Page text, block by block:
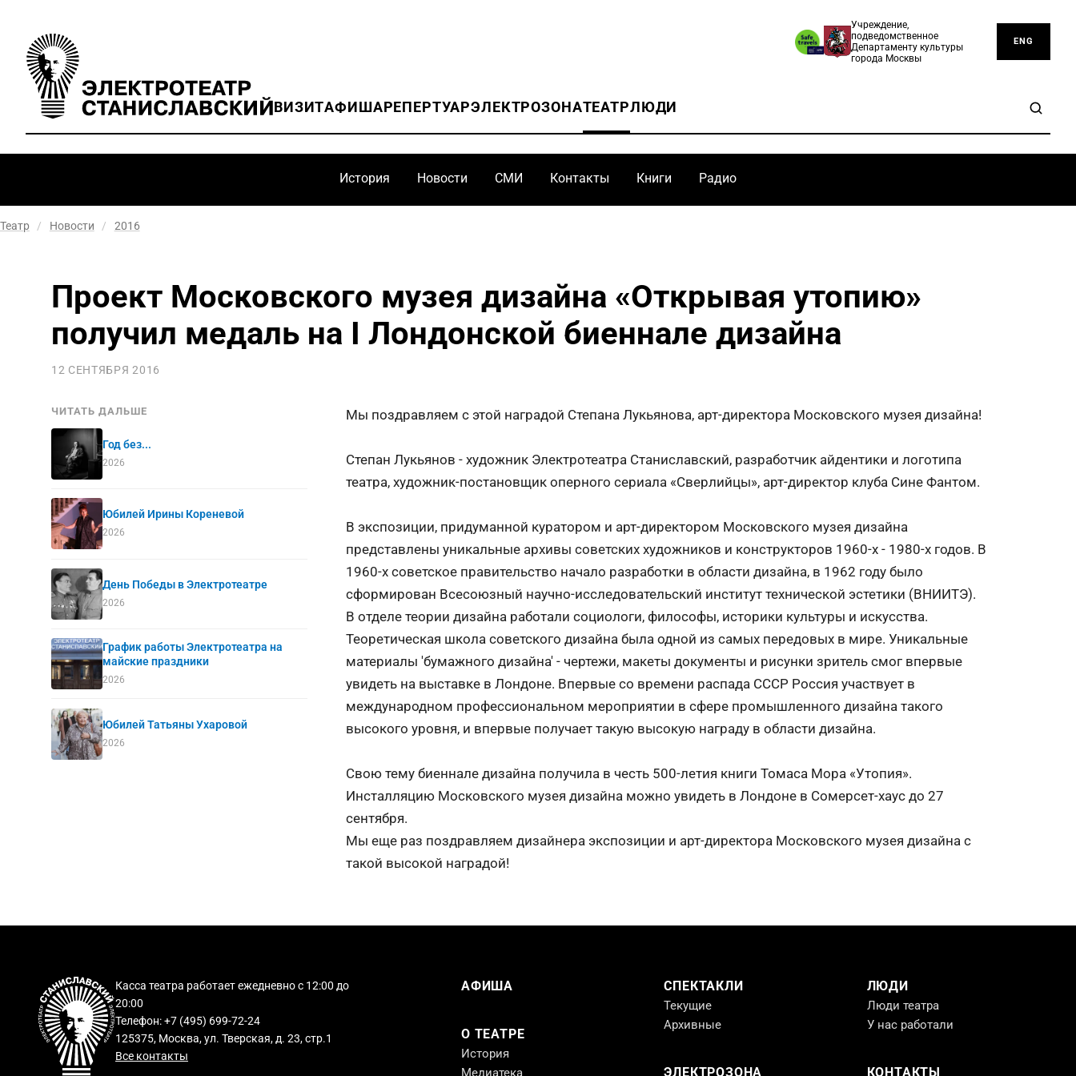
Учреждение,
подведомственное
Департаменту культуры
города Москвы
ENG
ВИЗИТАФИШАРЕПЕРТУАРЭЛЕКТРОЗОНАТЕАТРЛЮДИ
История Новости СМИ Контакты Книги Радио
Театр / Новости / 2016
Проект Московского музея дизайна «Открывая утопию»
получил медаль на I Лондонской биеннале дизайна
12 СЕНТЯБРЯ 2016
ЧИТАТЬ ДАЛЬШЕ
Год без...
2026
Юбилей Ирины Кореневой
2026
День Победы в Электротеатре
2026
График работы Электротеатра на
майские праздники
2026
Юбилей Татьяны Ухаровой
2026
Мы поздравляем с этой наградой Степана Лукьянова, арт-директора Московского музея дизайна!
Степан Лукьянов - художник Электротеатра Станиславский, разработчик айдентики и логотипа
театра, художник-постановщик оперного сериала «Сверлийцы», арт-директор клуба Сине Фантом.
В экспозиции, придуманной куратором и арт-директором Московского музея дизайна
представлены уникальные архивы советских художников и конструкторов 1960-х - 1980-х годов. В
1960-х советское правительство начало разработки в области дизайна, в 1962 году было
сформирован Всесоюзный научно-исследовательский институт технической эстетики (ВНИИТЭ).
В отделе теории дизайна работали социологи, философы, историки культуры и искусства.
Теоретическая школа советского дизайна была одной из самых передовых в мире. Уникальные
материалы 'бумажного дизайна' - чертежи, макеты документы и рисунки зритель смог впервые
увидеть на выставке в Лондоне. Впервые со времени распада СССР Россия участвует в
международном профессиональном мероприятии в сфере промышленного дизайна такого
высокого уровня, и впервые получает такую высокую награду в области дизайна.
Свою тему биеннале дизайна получила в честь 500-летия книги Томаса Мора «Утопия».
Инсталляцию Московского музея дизайна можно увидеть в Лондоне в Сомерсет-хаус до 27
сентября.
Мы еще раз поздравляем дизайнера экспозиции и арт-директора Московского музея дизайна с
такой высокой наградой!
Касса театра работает ежедневно с 12:00 до
20:00
Телефон: +7 (495) 699-72-24
125375, Москва, ул. Тверская, д. 23, стр.1
Все контакты
АФИША
О ТЕАТРЕ
История
Медиатека
СПЕКТАКЛИ
Текущие
Архивные
ЭЛЕКТРОЗОНА
ЛЮДИ
Люди театра
У нас работали
КОНТАКТЫ